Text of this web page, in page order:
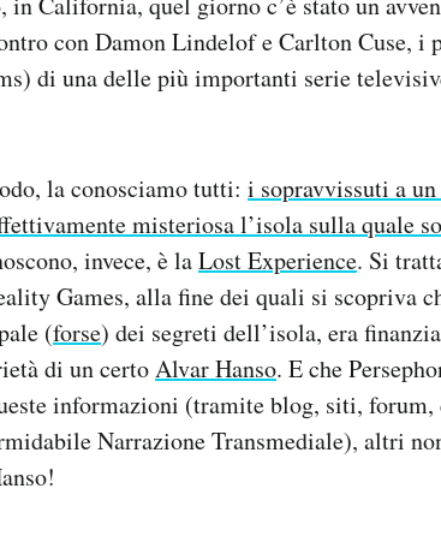
con Damon Lindelof e Carlton Cuse, i
di una delle più importanti serie
la conosciamo tutti: i sopravvissuti a
misteriosa l’isola sulla quale
invece, è laLost Experience. Si
Games, alla fine dei quali si scopriva
(forse) dei segreti dell’isola, era
di un certoAlvar Hanso. E che
informazioni (tramite blog, siti,
Narrazione Transmediale), altri